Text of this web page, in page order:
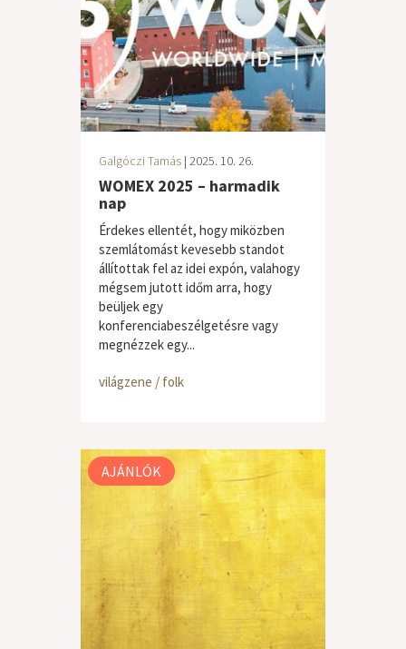
Galgóczi Tamás | 2025. 10. 26.
WOMEX 2025 – harmadik
nap
Érdekes ellentét, hogy miközben
szemlátomást kevesebb standot
állítottak fel az idei expón, valahogy
mégsem jutott időm arra, hogy
beüljek egy
konferenciabeszélgetésre vagy
megnézzek egy...
világzene / folk
AJÁNLÓK